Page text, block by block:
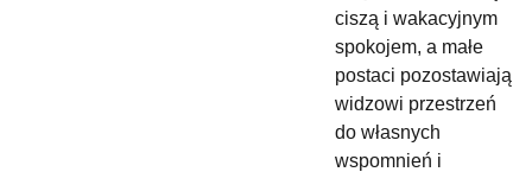
ciszą i wakacyjnym
spokojem, a małe
postaci pozostawiają
widzowi przestrzeń
do własnych
wspomnień i